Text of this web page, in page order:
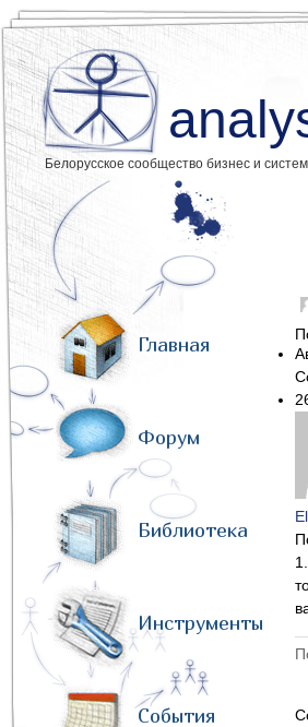
Белорусское сообщество бизнес и
Главная
Форум
Библиотека
Инструменты
События